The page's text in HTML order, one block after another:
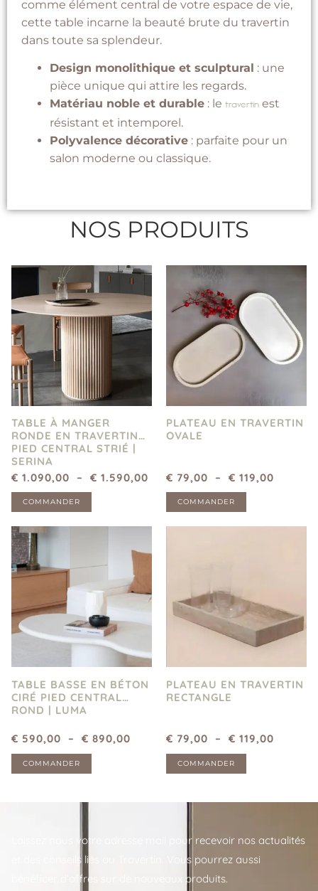
comme élément central de votre espace de vie,
cette table incarne la beauté brute du travertin
dans toute sa splendeur.
Design monolithique et sculptural : une
pièce unique qui attire les regards.
Matériau noble et durable : le travertin est
résistant et intemporel.
Polyvalence décorative : parfaite pour un
salon moderne ou classique.
NOS PRODUITS
TABLE À MANGER
RONDE EN TRAVERTIN
PIED CENTRAL STRIÉ |
SERINA
€ 1.090,00 – € 1.590,00
COMMANDER
PLATEAU EN TRAVERTIN
OVALE
€ 79,00 – € 119,00
COMMANDER
TABLE BASSE EN BÉTON
CIRÉ PIED CENTRAL
ROND | LUMA
€ 590,00 – € 890,00
COMMANDER
PLATEAU EN TRAVERTIN
RECTANGLE
€ 79,00 – € 119,00
COMMANDER
Laissez nous votre adresse mail pour recevoir nos actualités
et des conseils liés au Travertin. Vous pourrez aussi
bénéficer d'offres sur de nouveaux produits.